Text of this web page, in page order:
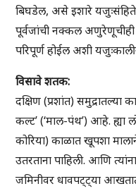
बिघडेल, असे इशारे
पूर्वजांची नक्कल
परिपूर्ण होईल अशी
विसावे शतक:
दक्षिण (प्रशांत) समुद्रातल्या
कल्ट’ (‘माल-पंथ’) आहे. ह्या
कोरिया) काळात खूपशा
उतरताना पाहिली. आणि
जमिनीवर धावपट्ट्या